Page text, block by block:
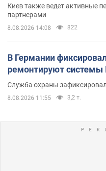
Киев также ведет активные
партнерами
8.08.2026 14:08 822
В Германии
ремонтируют системы
Служба охраны
8.08.2026 11:55 3,2 т.